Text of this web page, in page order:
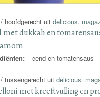
/ hoofdgerecht uitdelicious.
met dukkah en
eend en tomatensaus
/ tussengerecht uitdelicious.
met kreeftvulling en